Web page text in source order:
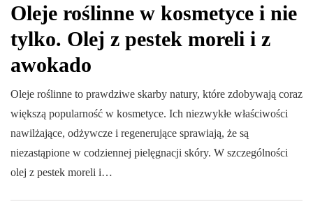
Oleje roślinne w kosmetyce i nie
tylko. Olej z pestek moreli i z
awokado
Oleje roślinne to prawdziwe skarby natury, które zdobywają coraz
większą popularność w kosmetyce. Ich niezwykłe właściwości
nawilżające, odżywcze i regenerujące sprawiają, że są
niezastąpione w codziennej pielęgnacji skóry. W szczególności
olej z pestek moreli i…